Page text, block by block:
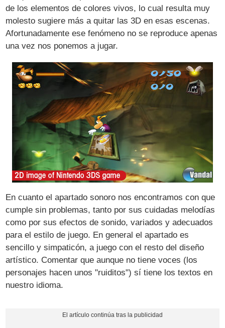
de los elementos de colores vivos, lo cual resulta muy
molesto sugiere más a quitar las 3D en esas escenas.
Afortunadamente ese fenómeno no se reproduce apenas
una vez nos ponemos a jugar.
En cuanto el apartado sonoro nos encontramos con que
cumple sin problemas, tanto por sus cuidadas melodías
como por sus efectos de sonido, variados y adecuados
para el estilo de juego. En general el apartado es
sencillo y simpaticón, a juego con el resto del diseño
artístico. Comentar que aunque no tiene voces (los
personajes hacen unos "ruiditos") sí tiene los textos en
nuestro idioma.